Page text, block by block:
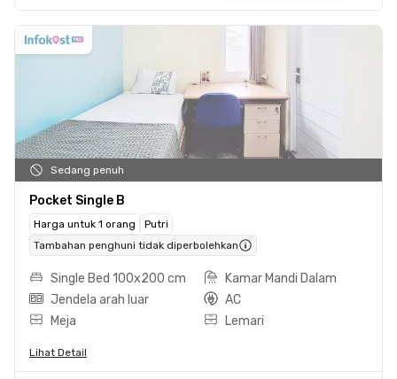
Sedang penuh
Pocket Single B
Harga untuk 1 orang
Putri
Tambahan penghuni tidak diperbolehkan
Single Bed 100x200 cm
Kamar Mandi Dalam
Jendela arah luar
AC
Meja
Lemari
Lihat Detail